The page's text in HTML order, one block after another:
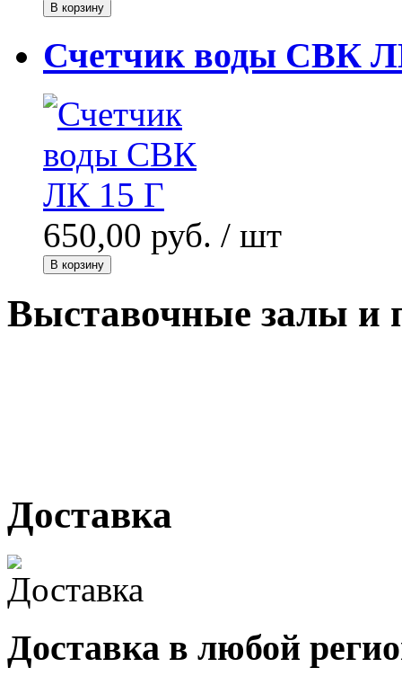
В корзину
Счетчик воды СВК
650,00 руб. / шт
В корзину
Выставочные залы и
Доставка
Доставка в любой